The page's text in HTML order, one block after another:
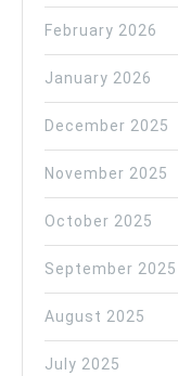
February 2026
January 2026
December 2025
November 2025
October 2025
September 2025
August 2025
July 2025